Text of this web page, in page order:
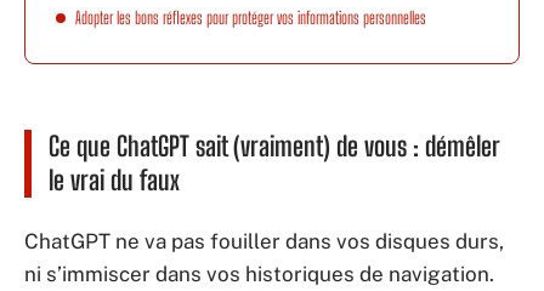
Adopter les bons réflexes pour protéger vos informations personnelles
Ce que ChatGPT sait (vraiment) de vous : démêler
le vrai du faux
ChatGPT ne va pas fouiller dans vos disques durs,
ni s’immiscer dans vos historiques de navigation.